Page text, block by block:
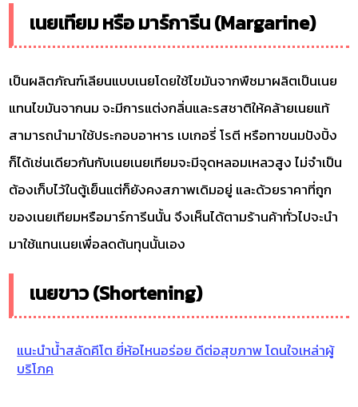
เนยเทียม หรือ มาร์การีน (Margarine)
เป็นผลิตภัณฑ์เลียนแบบเนยโดยใช้ไขมันจากพืชมาผลิตเป็นเนย
แทนไขมันจากนม จะมีการแต่งกลิ่นและรสชาติให้คล้ายเนยแท้
สามารถนำมาใช้ประกอบอาหาร เบเกอรี่ โรตี หรือทาขนมปังปิ้ง
ก็ได้เช่นเดียวกันกับเนยเนยเทียมจะมีจุดหลอมเหลวสูง ไม่จำเป็น
ต้องเก็บไว้ในตู้เย็นแต่ก็ยังคงสภาพเดิมอยู่ และด้วยราคาที่ถูก
ของเนยเทียมหรือมาร์การีนนั้น จึงเห็นได้ตามร้านค้าทั่วไปจะนำ
มาใช้แทนเนยเพื่อลดต้นทุนนั้นเอง
เนยขาว (Shortening)
แนะนำน้ำสลัดคีโต ยี่ห้อไหนอร่อย ดีต่อสุขภาพ โดนใจเหล่าผู้
บริโภค